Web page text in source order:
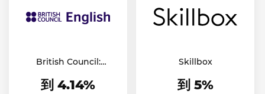
British Council:
到 4.14%
Skillbox
到 5%